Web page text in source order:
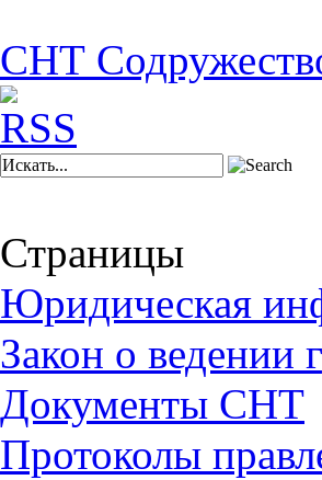
СНТ
Страницы
Юридическая
Закон о ведении
Документы СНТ
Протоколы